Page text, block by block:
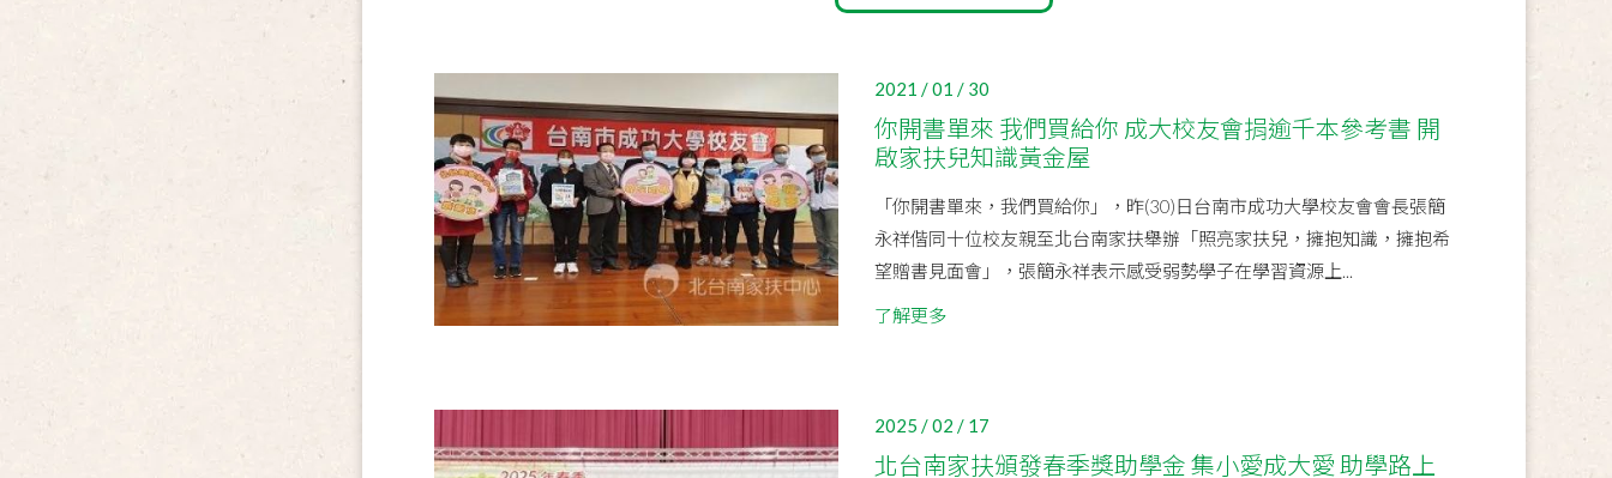
2021 / 01 / 30
你開書單來 我們買給你 成大校友會捐逾千本參考書 開
啟家扶兒知識黃金屋
「你開書單來，我們買給你」，昨(30)日台南市成功大學校友會會長張簡
永祥偕同十位校友親至北台南家扶舉辦「照亮家扶兒，擁抱知識，擁抱希
望贈書見面會」，張簡永祥表示感受弱勢學子在學習資源上...
了解更多
2025 / 02 / 17
北台南家扶頒發春季獎助學金 集小愛成大愛 助學路上